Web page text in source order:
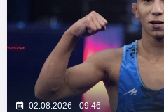
02.08.2026 - 09:46